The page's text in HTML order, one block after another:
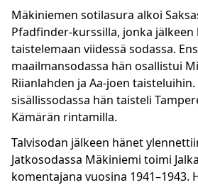
Mäkiniemen sotilasura alkoi
Pfadfinder-kurssilla, jonka jälkeen
taistelemaan viidessä sodassa.
maailmansodassa hän osallistui
Riianlahden ja Aa-joen
sisällissodassa hän taisteli
Kämärän rintamilla.
Talvisodan jälkeen hänet
Jatkosodassa Mäkiniemi toimi
komentajana vuosina 1941–1943.